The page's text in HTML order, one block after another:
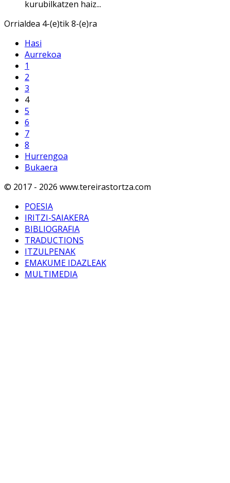
kurubilkatzen haiz...
Orrialdea 4-(e)tik 8-(e)ra
Hasi
Aurrekoa
1
2
3
4
5
6
7
8
Hurrengoa
Bukaera
© 2017 - 2026 www.tereirastortza.com
POESIA
IRITZI-SAIAKERA
BIBLIOGRAFIA
TRADUCTIONS
ITZULPENAK
EMAKUME IDAZLEAK
MULTIMEDIA